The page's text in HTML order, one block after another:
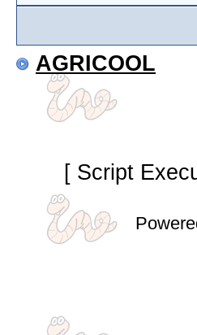
AGRICOOL
[ Script